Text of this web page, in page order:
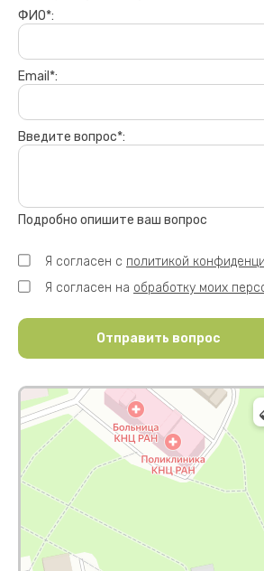
ФИО*:
Email*:
Введите вопрос*:
Подробно опишите ваш вопрос
Я согласен с политикой
Я согласен на обработку моих
Отправить вопрос